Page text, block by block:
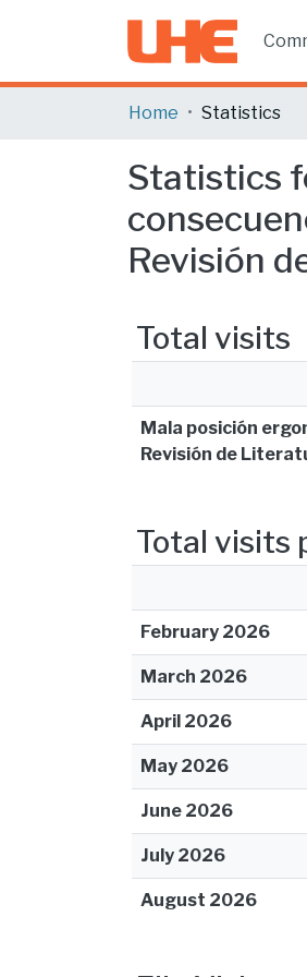
Home Statistics
Statistics
Revisión
Total visits
Mala posición
Revisión de
Total visits
February 2026
March 2026
April 2026
May 2026
June 2026
July 2026
August 2026